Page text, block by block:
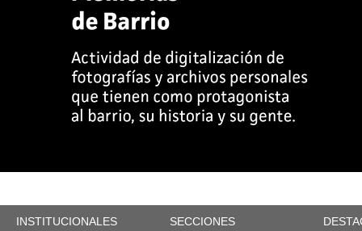
INSTITUCIONALES SECCIONES